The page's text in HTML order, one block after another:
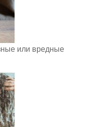
или вредные